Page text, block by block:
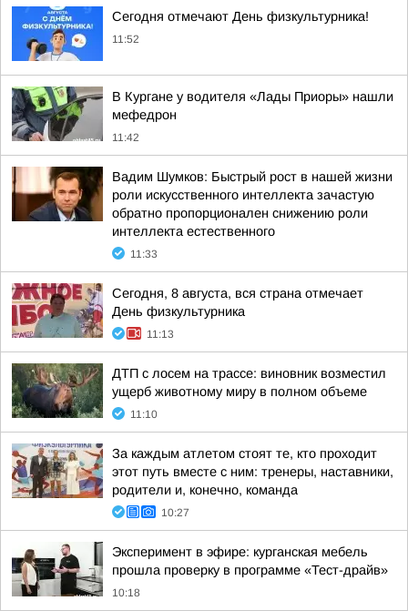
Сегодня отмечают День физкультурника!
11:52
В Кургане у водителя «Лады Приоры» нашли
мефедрон
11:42
Вадим Шумков: Быстрый рост в нашей жизни
роли искусственного интеллекта зачастую
обратно пропорционален снижению роли
интеллекта естественного
11:33
Сегодня, 8 августа, вся страна отмечает
День физкультурника
11:13
ДТП с лосем на трассе: виновник возместил
ущерб животному миру в полном объеме
11:10
За каждым атлетом стоят те, кто проходит
этот путь вместе с ним: тренеры, наставники,
родители и, конечно, команда
10:27
Эксперимент в эфире: курганская мебель
прошла проверку в программе «Тест-драйв»
10:18